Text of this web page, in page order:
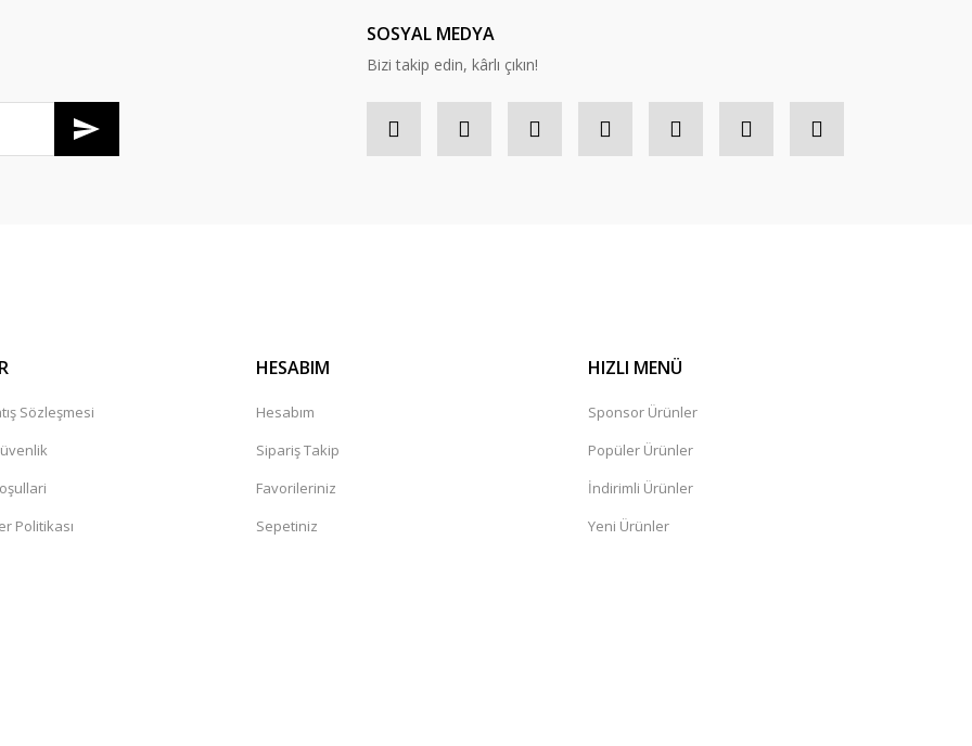
SOSYAL MEDYA
Bizi takip edin, kârlı çıkın!
Sözleşmesi
Politikası
HESABIM
Hesabım
Sipariş Takip
Favorileriniz
Sepetiniz
HIZLI MENÜ
Sponsor Ürünler
Popüler Ürünler
İndirimli Ürünler
Yeni Ürünler